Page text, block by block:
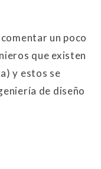
un poco
que existen
y estos se
de diseño